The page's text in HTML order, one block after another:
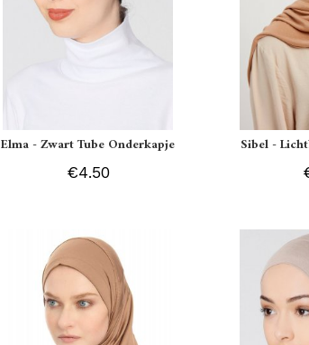
Elma - Zwart Tube Onderkapje
€4.50
Sibel -